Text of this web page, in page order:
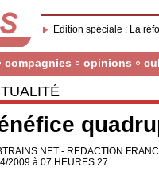
Edition spéciale : La
compagnies opinions
- REDACTION
2009 à 07 HEURES 27